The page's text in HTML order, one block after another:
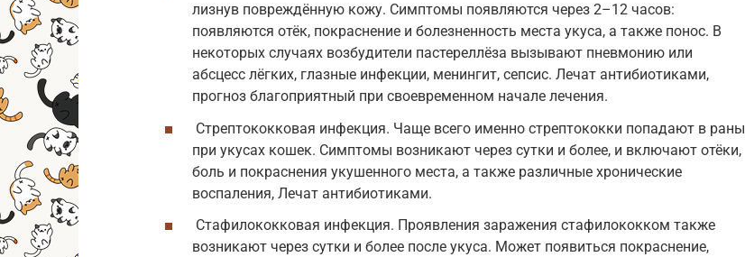
лизнув повреждённую кожу. Симптомы появляются через 2–12 часов:
появляются отёк, покраснение и болезненность места укуса, а также понос. В
некоторых случаях возбудители пастереллёза вызывают пневмонию или
абсцесс лёгких, глазные инфекции, менингит, сепсис. Лечат антибиотиками,
прогноз благоприятный при своевременном начале лечения.
Стрептококковая инфекция. Чаще всего именно стрептококки попадают в раны
при укусах кошек. Симптомы возникают через сутки и более, и включают отёки,
боль и покраснения укушенного места, а также различные хронические
воспаления, Лечат антибиотиками.
Стафилококковая инфекция. Проявления заражения стафилококком также
возникают через сутки и более после укуса. Может появиться покраснение,